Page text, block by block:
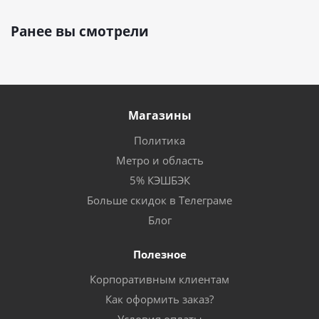
Ранее вы смотрели
Магазины
Политика
Метро и область
5% КЭШБЭК
Больше скидок в Телеграме
Блог
Полезное
Корпоративным клиентам
Как оформить заказ?